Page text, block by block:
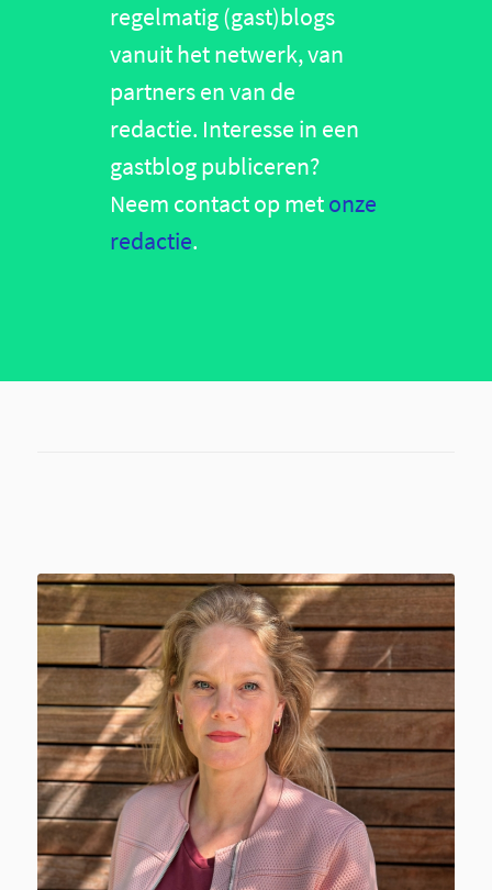
regelmatig (gast)blogs
vanuit het netwerk, van
partners en van de
redactie. Interesse in een
gastblog publiceren?
Neem contact op metonze
redactie.